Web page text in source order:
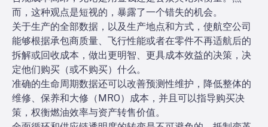
而，这种观点是短视的，暴露了一个错失的机会。
关于生产的全部数据，以及生产地点和方式，使航空公司
能够根据承包商质量、飞行性能或者在零件不再适航后的
拆解或回收成本，做出更明智、更具成本效益的决策，决
定他们购买（或不购买）什么。
准确的生命周期数据还可以改善预测性维护，降低整体的
维修、保养和大修（MRO）成本，并且可以指导购买决
策，权衡燃油效率与资产转售价值。